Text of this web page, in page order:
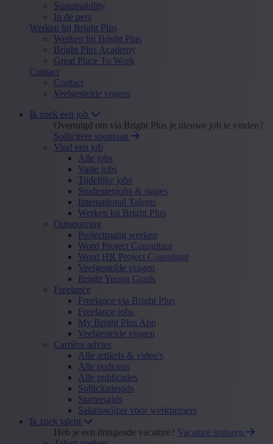
Sustainability
In de pers
Werken bij Bright Plus
Werken bij Bright Plus
Bright Plus Academy
Great Place To Work
Contact
Contact
Veelgestelde vragen
Ik zoek een job
Overtuigd om via Bright Plus je nieuwe job te vinden?
Solliciteer spontaan
Vind een job
Alle jobs
Vaste jobs
Tijdelijke jobs
Studentenjobs & stages
International Talents
Werken bij Bright Plus
Outsourcing
Projectmatig werken
Word Project Consultant
Word HR Project Consultant
Veelgestelde vragen
Bright Young Grads
Freelance
Freelance via Bright Plus
Freelance jobs
My Bright Plus App
Veelgestelde vragen
Carrière advies
Alle artikels & video's
Alle podcasts
Alle publicaties
Sollicitatiegids
Startersgids
Salariswijzer voor werknemers
Ik zoek talent
Heb je een dringende vacature? Vacature insturen